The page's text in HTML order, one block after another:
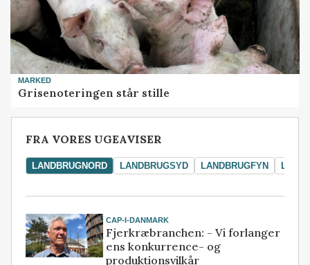
MARKED
Grisenoteringen står stille
FRA VORES UGEAVISER
LANDBRUGNORD LANDBRUGSYD LANDBRUGFYN
CAP-I-DANMARK
Fjerkræbranchen: - Vi forlanger
ens konkurrence- og
produktionsvilkår